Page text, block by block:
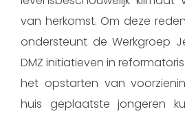
van herkomst. Om deze
ondersteunt de Werkgroep
DMZ initiatieven in
het opstarten van
huis geplaatste jongeren